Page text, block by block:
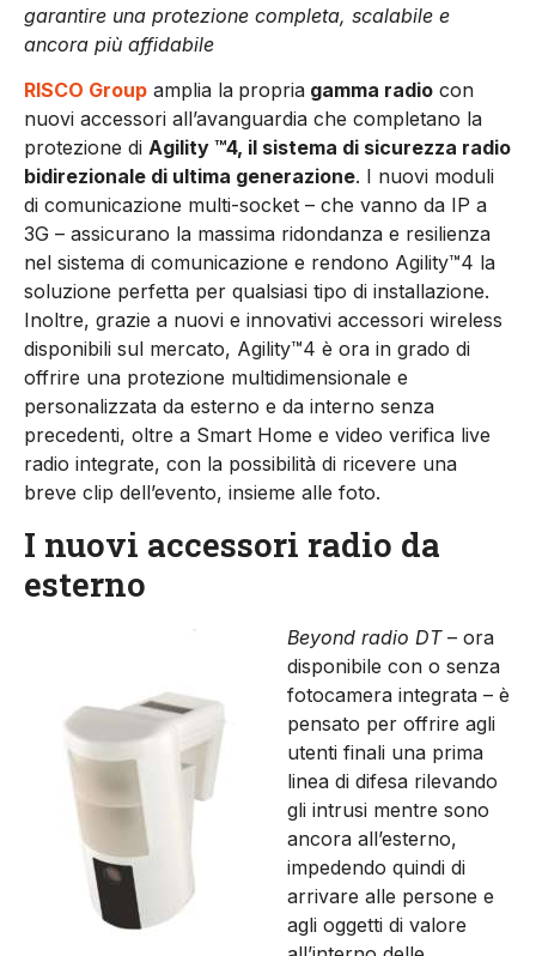
garantire una protezione completa, scalabile e
ancora più affidabile
RISCO Group amplia la propria gamma radio con
nuovi accessori all’avanguardia che completano la
protezione di Agility ™4, il sistema di sicurezza radio
bidirezionale di ultima generazione. I nuovi moduli
di comunicazione multi-socket – che vanno da IP a
3G – assicurano la massima ridondanza e resilienza
nel sistema di comunicazione e rendono Agility™4 la
soluzione perfetta per qualsiasi tipo di installazione.
Inoltre, grazie a nuovi e innovativi accessori wireless
disponibili sul mercato, Agility™4 è ora in grado di
offrire una protezione multidimensionale e
personalizzata da esterno e da interno senza
precedenti, oltre a Smart Home e video verifica live
radio integrate, con la possibilità di ricevere una
breve clip dell’evento, insieme alle foto.
I nuovi accessori radio da
esterno
Beyond radio DT– ora
disponibile con o senza
fotocamera integrata – è
pensato per offrire agli
utenti finali una prima
linea di difesa rilevando
gli intrusi mentre sono
ancora all’esterno,
impedendo quindi di
arrivare alle persone e
agli oggetti di valore